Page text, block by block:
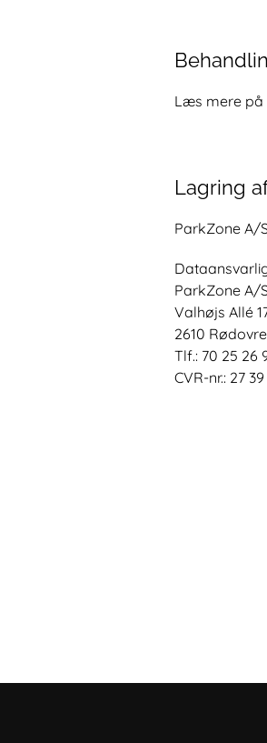
Læs mere på
Lagring
ParkZone A/
ParkZone A/
Valhøjs Allé
2610 Rødovre
Tlf.: 70 25 26
CVR-nr.: 27